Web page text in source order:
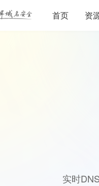
首页 资
实时